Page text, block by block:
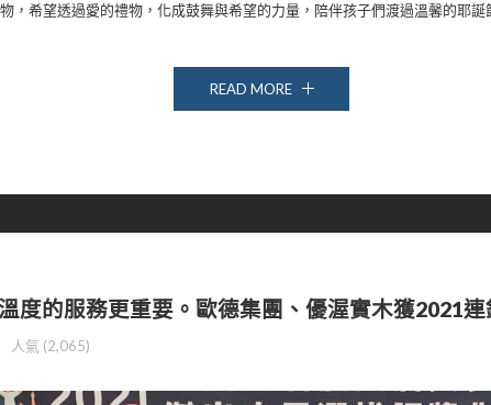
，希望透過愛的禮物，化成鼓舞與希望的力量，陪伴孩子們渡過溫馨的耶誕
READ MORE
度的服務更重要。歐德集團、優渥實木獲2021
人氣 (2,065)